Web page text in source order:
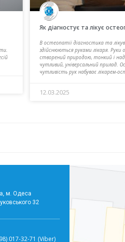
Як діагностує та лікує
В остеопатії діагностика та
здійснюються руками лікаря. Руки
створений природою, тонкий і
чутливий, універсальний прилад.
чутливість рук набуває лікарем-
12.03.2025
м. Одеса
32
017-32-71 (Viber)